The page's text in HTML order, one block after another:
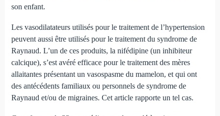
son enfant.
Les vasodilatateurs utilisés pour le traitement de l’hypertension
peuvent aussi être utilisés pour le traitement du syndrome de
Raynaud. L’un de ces produits, la nifédipine (un inhibiteur
calcique), s’est avéré efficace pour le traitement des mères
allaitantes présentant un vasospasme du mamelon, et qui ont
des antécédents familiaux ou personnels de syndrome de
Raynaud et/ou de migraines. Cet article rapporte un tel cas.